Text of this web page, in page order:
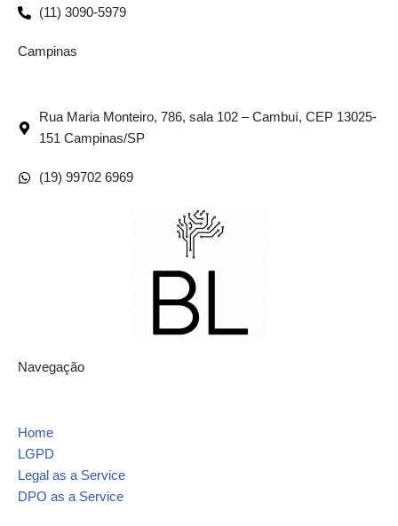
(11) 3090-5979
Campinas
Rua Maria Monteiro, 786, sala 102 – Cambuí, CEP 13025-
151 Campinas/SP
(19) 99702 6969
Navegação
Home
LGPD
Legal as a Service
DPO as a Service